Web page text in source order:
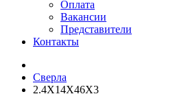
Оплата
Вакансии
Представители
Контакты
Сверла
2.4X14X46X3